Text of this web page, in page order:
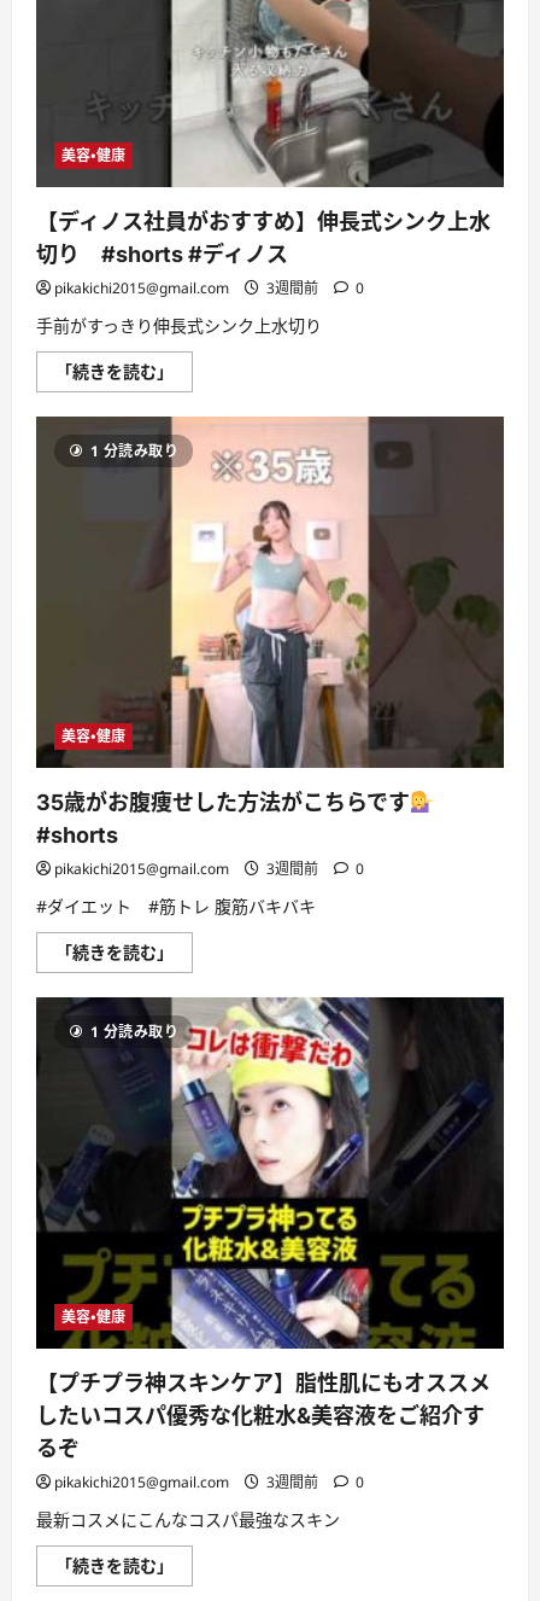
ク）
い
に
読
む
め。
証
で
本
当
に
お
す
す
め
か
ご
す
る
ぞ
に
つ
美容・健康
【ディノス社員がおすすめ】伸長式シンク上水
切り #shorts #ディノス
pikakichi2015@gmail.com 3週間前 0
手前がすっきり伸長式シンク上水切り
「続きを読む」
ィ
ス
社
員
が
め】
上
水
切
り
#shorts
デ
ィ
ノ
ス
い
て
さ
ら
に
1 分読み取り
美容・健康
35歳がお腹痩せした方法がこちらです
#shorts
pikakichi2015@gmail.com 3週間前 0
#ダイエット #筋トレ 腹筋バキバキ
「続きを読む」
歳
お
腹
痩
せ
し
た
方
法
が
こ
ち
ら
で
す
#shorts
に
つ
い
て
さ
に
読
む
1 分読み取り
美容・健康
【プチプラ神スキンケア】脂性肌にもオススメ
したいコスパ優秀な化粧水&美容液をご紹介す
るぞ
pikakichi2015@gmail.com 3週間前 0
最新コスメにこんなコスパ最強なスキン
「続きを読む」
チ